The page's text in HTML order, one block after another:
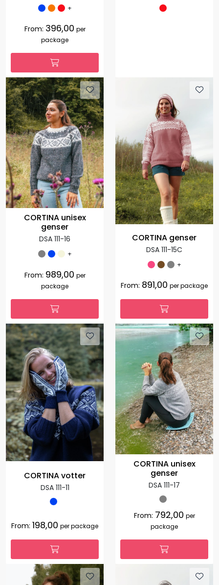
+
From: 396,00 per
package
CORTINA unisex
genser
DSA 111-16
+
From: 989,00 per
package
CORTINA genser
DSA 111-15C
+
From: 891,00 per package
CORTINA votter
DSA 111-11
From: 198,00 per package
CORTINA unisex
genser
DSA 111-17
From: 792,00 per
package